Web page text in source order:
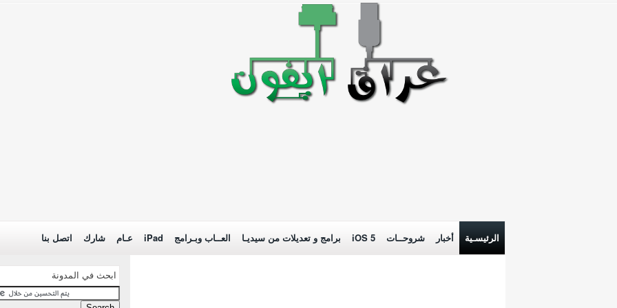
الرئيسـية أخبار شروحــات iOS 5 برامج و تعديلات من سيديـا العــاب وبـرامج iPad عـام شارك اتصل بنا